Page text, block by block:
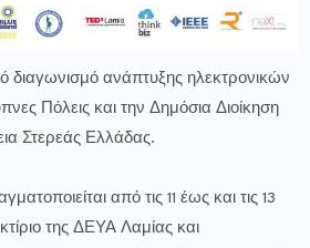
διαγωνισμό ανάπτυξης ηλεκτρονικών
Πόλεις και την Δημόσια Διοίκηση
Στερεάς Ελλάδας.
από τις 11 έως και τις 13
της ΔΕΥΑ Λαμίας και